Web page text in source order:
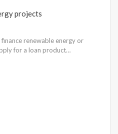
projects
renewable energy or
for a loan product…